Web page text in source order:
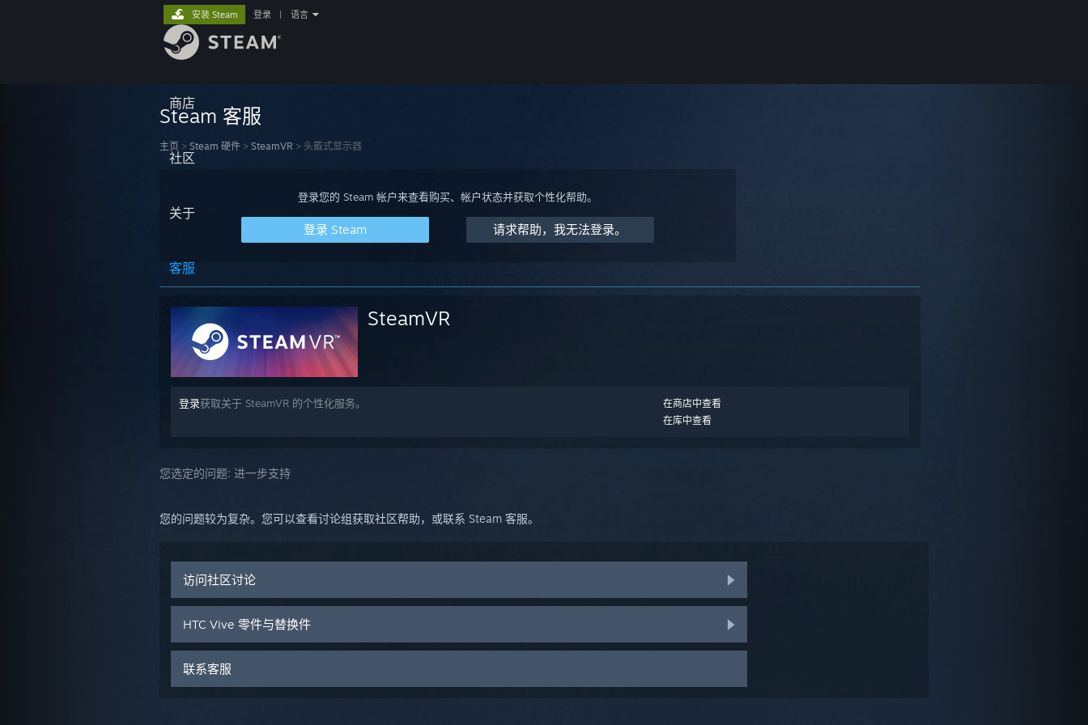
商店
社区
关于
客服
安装 Steam 登录 语言
Steam 客服
主页 > Steam 硬件 > SteamVR > 头戴式显示器
登录您的 Steam 帐户来查看购买、帐户状态并获取个性化帮助。
登录 Steam 请求帮助，我无法登录。
SteamVR
在商店中查看
在库中查看
登录获取关于 SteamVR 的个性化服务。
您选定的问题: 进一步支持
您的问题较为复杂。您可以查看讨论组获取社区帮助，或联系 Steam 客服。
访问社区讨论
HTC Vive 零件与替换件
联系客服